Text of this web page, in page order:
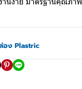
อง Plastric